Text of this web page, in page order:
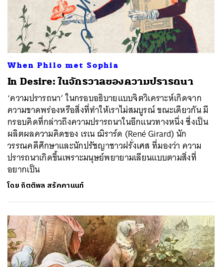
When Philo met Sophia
In Desire: ในจักรวาลของความปรารถนา
‘ความปรารถนา’ ในกรอบอธิบายแบบจิตวิเคราะห์เกิดจาก
ความขาดพร่องหรือสิ่งที่ทำให้เราไม่สมบูรณ์ ขณะเดียวกัน มี
กรอบคิดที่กล่าวถึงความปรารถนาในอีกแนวทางหนึ่ง ซึ่งเป็น
ผลิตผลความคิดของ เรเน ฌิราร์ด (René Girard) นัก
วรรณคดีศึกษาและนักปรัชญาชาวฝรั่งเศส ที่มองว่า ความ
ปรารถนาเกิดขึ้นเพราะมนุษย์พยายามเลียนแบบตามสิ่งที่
อยากเป็น
โดย กิตติพล สรัคคานนท์